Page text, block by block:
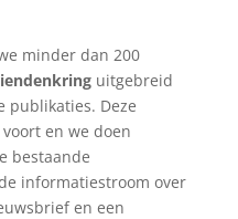
minder dan 200
uitgebreid
publikaties. Deze
en we doen
bestaande
informatiestroom over
en een